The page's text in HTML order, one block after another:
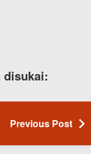
disukai:
Previous Post